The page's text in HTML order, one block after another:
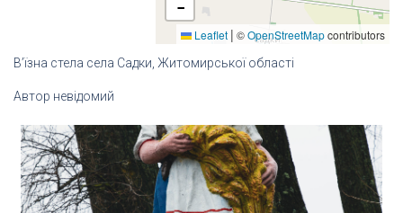
−
Leaflet | ©OpenStreetMapcontributors
В’їзна стела села Садки, Житомирської області
Автор невідомий